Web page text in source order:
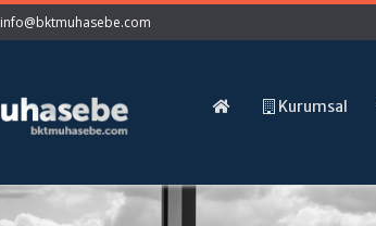
info@bktmuhasebe.com
Kurumsal